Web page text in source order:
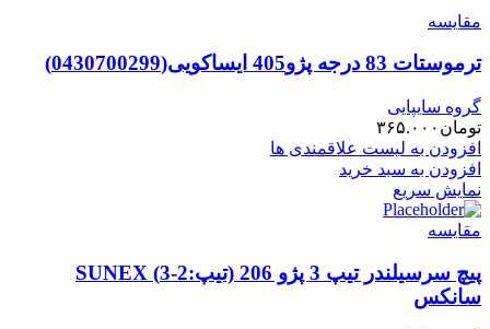
مقایسه
ترموستات 83 درجه پژو405 ایساکویی(0430700299)
گروه سایپایی
تومان ۳۶۵.۰۰۰
افزودن به لیست علاقمندی ها
افزودن به سبد خرید
نمایش سریع
مقایسه
پیچ سرسیلندر تیپ 3 پژو 206 (تیپ:2-3) SUNEX
سانکس